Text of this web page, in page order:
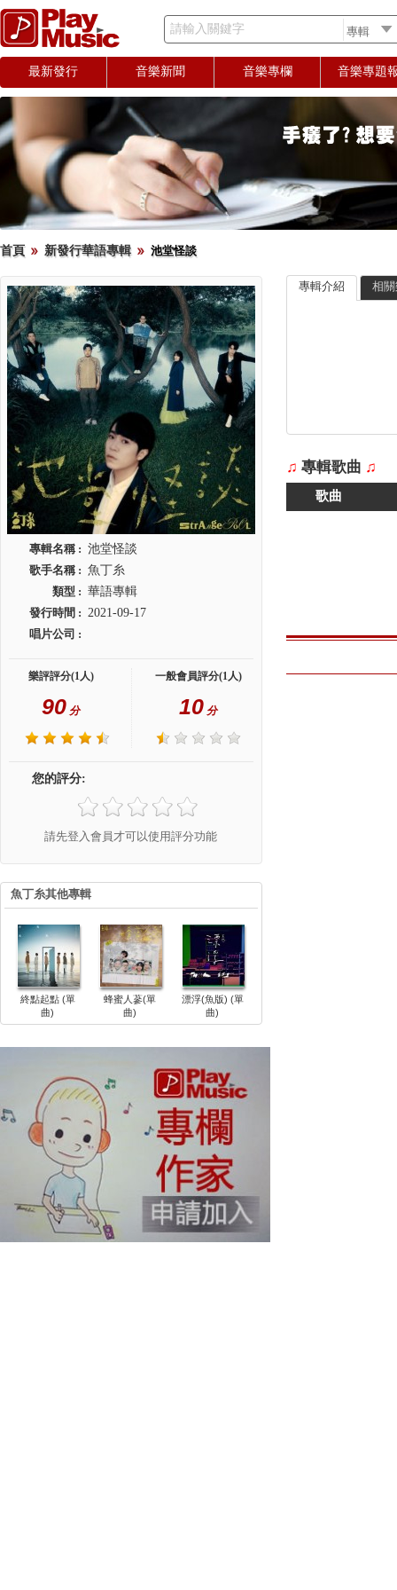
請輸入關鍵字
最新發行 音樂新聞 音樂專欄 音樂專題
首頁 新發行華語專輯 池堂怪談
專輯名稱 : 池堂怪談
歌手名稱 : 魚丁糸
類型 : 華語專輯
發行時間 : 2021-09-17
唱片公司 :
樂評評分(1人)
90 分
一般會員評分(1人)
10 分
您的評分:
請先登入會員才可以使用評分功能
魚丁糸其他專輯
終點起點 (單
曲)
蜂蜜人蔘(單
曲)
漂浮(魚版) (單
曲)
專輯介紹 相
♫ 專輯歌曲 ♫
歌曲